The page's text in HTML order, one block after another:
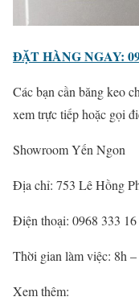
ĐẶT HÀNG NGAY:
Các bạn cần băng keo
xem trực tiếp hoặc gọi
Showroom Yến Ngon
Địa chỉ: 753 Lê Hồng
Điện thoại: 0968 333 16
Thời gian làm việc: 8h
Xem thêm: